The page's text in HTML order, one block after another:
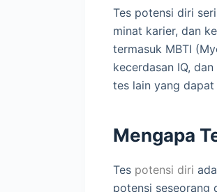
Tes potensi diri
minat karier, dan
termasuk MBTI
kecerdasan IQ,
tes lain yang dapat
Mengapa
Tes potensi diri
potensi seseorang